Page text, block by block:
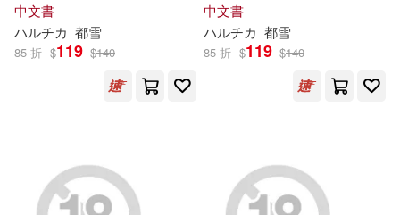
鉄田猿児(15) 川田暁生(14)
桜湯ハル(14) ハルチカ(13)
園田ゆり(12) 桜川ハル(12)
双葉社(19) 買動漫(19)
Milkyway(16) G-WALK(15)
白泉社(15)
出版社(603)
-
中文書
ハルチカ 都雪
85 折 $119 $140
中文書
ハルチカ 都雪
85 折 $119 $140